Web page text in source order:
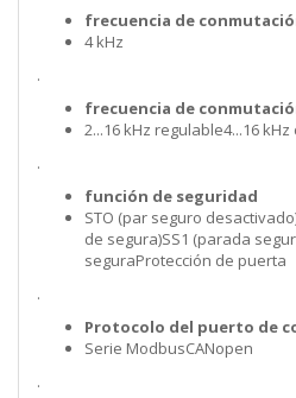
frecuencia de
4 kHz
.
frecuencia de
2...16 kHz regulable4...16 kHz
.
función de seguridad
STO (par seguro
de segura)SS1 (parada
seguraProtección de puerta
.
Protocolo del puerto de
Serie ModbusCANopen
.